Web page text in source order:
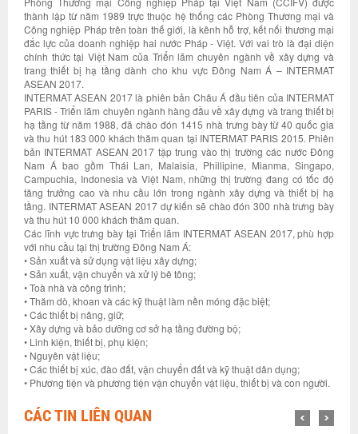
thành lập từ năm 1989 trực thuộc hệ thống các Phòng Thương mại và
Công nghiệp Pháp trên toàn thế giới, là kênh hỗ trợ, kết nối thương mại
đắc lực của doanh nghiệp hai nước Pháp - Việt. Với vai trò là đại diện
chính thức tại Việt Nam của Triển lãm chuyên ngành về xây dựng và
trang thiết bị hạ tầng dành cho khu vực Đông Nam Á – INTERMAT
ASEAN 2017.
INTERMAT ASEAN 2017 là phiên bản Châu Á đầu tiên của INTERMAT
PARIS - Triển lãm chuyên ngành hàng đầu về xây dựng và trang thiết bị
hạ tầng từ năm 1988, đã chào đón 1415 nhà trưng bày từ 40 quốc gia
và thu hút 183 000 khách thăm quan tại INTERMAT PARIS 2015. Phiên
bản INTERMAT ASEAN 2017 tập trung vào thị trường các nước Đông
Nam Á bao gồm Thái Lan, Malaisia, Phillipine, Mianma, Singapo,
Campuchia, Indonesia và Việt Nam, những thị trường đang có tốc độ
tăng trưởng cao và nhu cầu lớn trong ngành xây dựng và thiết bị hạ
tầng. INTERMAT ASEAN 2017 dự kiến sẽ chào đón 300 nhà trưng bày
và thu hút 10 000 khách thăm quan.
Các lĩnh vực trưng bày tại Triển lãm INTERMAT ASEAN 2017, phù hợp
với nhu cầu tại thị trường Đông Nam Á:
• Sản xuất và sử dụng vật liệu xây dựng;
• Sản xuất, vận chuyển và xử lý bê tông;
• Toà nhà và công trình;
• Thăm dò, khoan và các kỹ thuật làm nền móng đặc biệt;
• Các thiết bị nâng, giữ;
• Xây dựng và bảo dưỡng cơ sở hạ tầng đường bộ;
• Linh kiện, thiết bị, phụ kiện;
• Nguyên vật liệu;
• Các thiết bị xúc, đào đất, vận chuyển đất và kỹ thuật dân dụng;
• Phương tiện và phương tiện vận chuyển vật liệu, thiết bị và con người.
CÁC TIN LIÊN QUAN